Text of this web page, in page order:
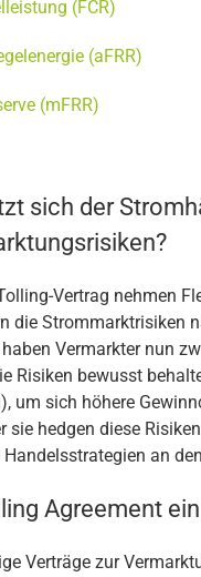
(FCR)
(aFRR)
(mFRR)
sich der
Vertrag nehmen
die Strommarktrisiken
Vermarkter nun
Risiken bewusst
um sich höhere
sie hedgen diese
Handelsstrategien an
Agreement ein
Verträge zur